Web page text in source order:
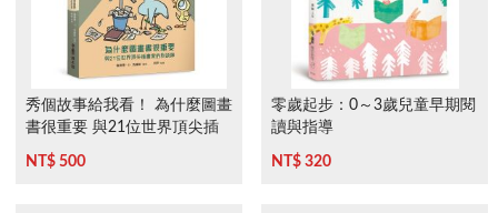
秀個故事給我看！ 為什麼圖畫
書很重要 與21位世界頂尖插
畫家的對談錄
NT$ 500
零歲起步：0～3歲兒童早期閱
讀與指導
NT$ 320